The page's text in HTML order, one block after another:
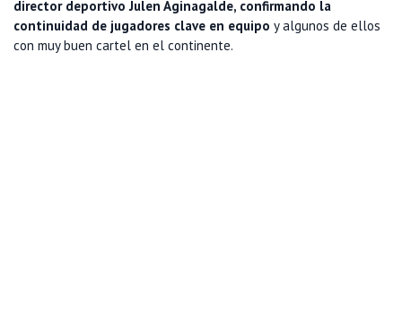
director deportivo Julen Aginagalde, confirmando la
continuidad de jugadores clave en equipo y algunos de ellos
con muy buen cartel en el continente.